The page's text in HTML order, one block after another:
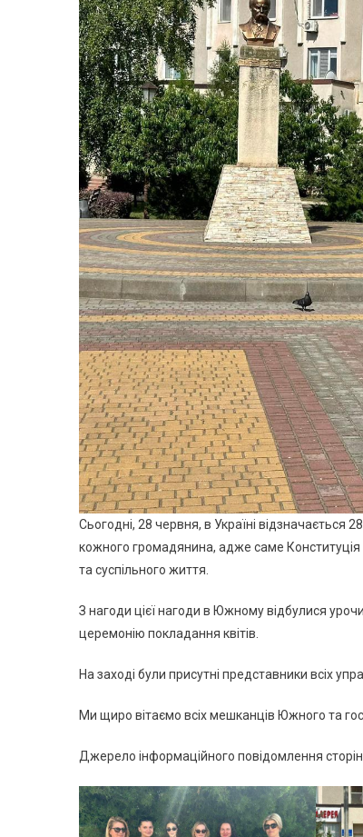
Сьогодні, 28 червня, в Україні
кожного громадянина, адже саме
та суспільного життя.
З нагоди цієї нагоди в Южному відбулися
церемонію покладання квітів.
На заході були присутні представники всіх
Ми щиро вітаємо всіх мешканців Южного та
Джерело інформаційного повідомлення